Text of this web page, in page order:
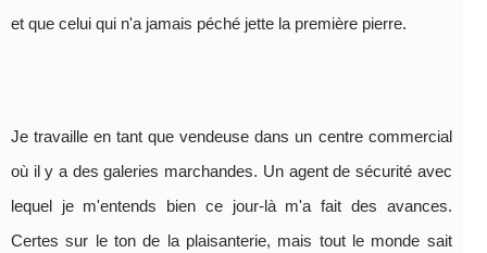
et que celui qui n'a jamais péché jette la première pierre.
Je travaille en tant que vendeuse dans un centre commercial
où il y a des galeries marchandes. Un agent de sécurité avec
lequel je m'entends bien ce jour-là m'a fait des avances.
Certes sur le ton de la plaisanterie, mais tout le monde sait